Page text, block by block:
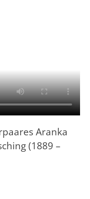
Aranka
(1889 –